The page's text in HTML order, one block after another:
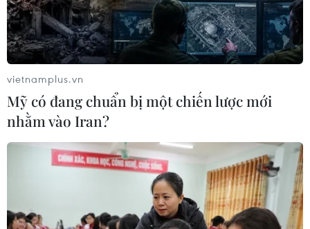
vietnamplus.vn
Mỹ có đang chuẩn bị một chiến lược mới
nhằm vào Iran?